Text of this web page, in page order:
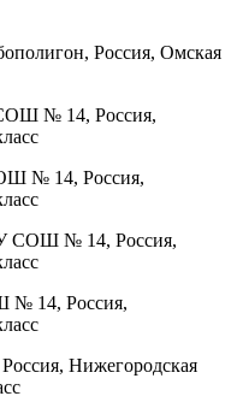
Россия, Омская
№ 14, Россия,
№ 14, Россия,
СОШ № 14, Россия,
14, Россия,
Нижегородская